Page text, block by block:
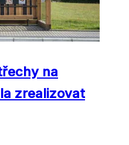
na
zrealizovat